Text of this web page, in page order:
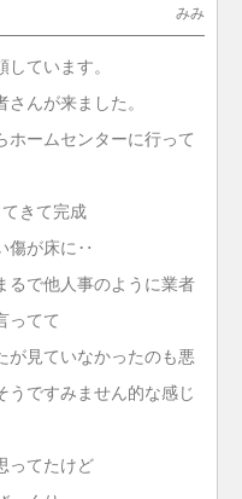
みみ
ています。
んが来ました。
ホームセンターに行って
きて完成
傷が床に‥
るで他人事のように業者
ってて
が見ていなかったのも悪
うですみません的な感じ
ってたけど